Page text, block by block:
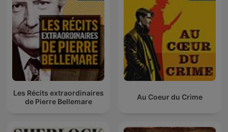
Au Coeur du Crime
Les Récits extraordinaires
de Pierre Bellemare